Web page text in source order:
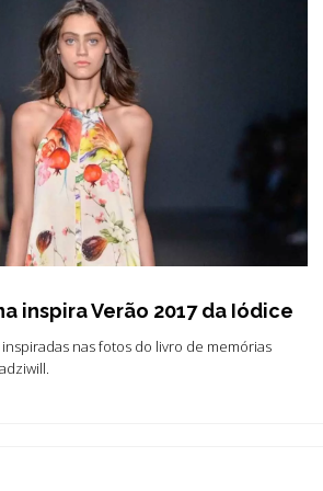
inspira Verão 2017 da Iódice
nas fotos do livro de memórias